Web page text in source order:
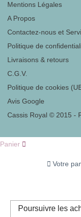
Mentions Légales
A Propos
Contactez-nous et
Politique de
Livraisons & retours
C.G.V.
Politique de cookies
Avis Google
Cassis Royal © 2015 -
Panier
Votre
Poursuivre les